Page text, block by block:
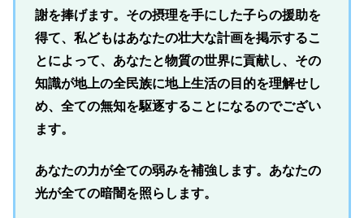
謝を捧げます。その摂理を手にした子らの援助を
得て、私どもはあなたの壮大な計画を掲示するこ
とによって、あなたと物質の世界に貢献し、その
知識が地上の全民族に地上生活の目的を理解せし
め、全ての無知を駆逐することになるのでござい
ます。
あなたの力が全ての弱みを補強します。あなたの
光が全ての暗闇を照らします。